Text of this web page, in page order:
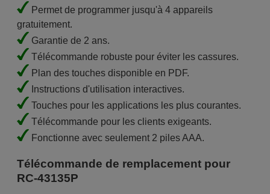
Permet de programmer jusqu'à 4 appareils
gratuitement.
Garantie de 2 ans.
Télécommande robuste pour éviter les cassures.
Plan des touches disponible en PDF.
Instructions d'utilisation interactives.
Touches pour les applications les plus courantes.
Télécommande pour les clients exigeants.
Fonctionne avec seulement 2 piles AAA.
Télécommande de remplacement pour
RC-43135P